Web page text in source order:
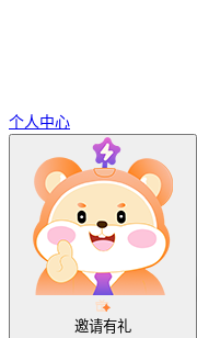
个人中心
邀请有礼